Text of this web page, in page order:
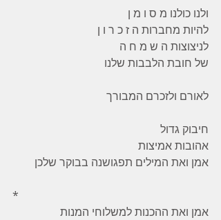
ולנו כולנו מ ס ו מ ן
להיות מחברות ה ז כ ר ו ן
לניצוצות ה ש מ ח ה
של חובת הלבבות שלנו
לאורם ולזכרם המבורך
חיבוק גדול
אהובות אמיצות
אמן ואת המילים תפגושנה בבוקר שלכן
*
אמן ואת ההכנות למשלוחי המנות